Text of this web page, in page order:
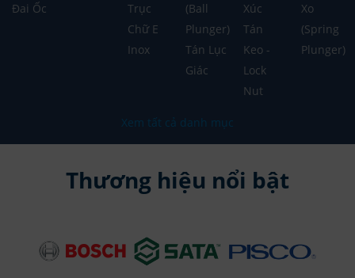
Đai Ốc
Trục
Chữ E
Inox
(Ball
Plunger)
Tán Lục
Giác
Xúc
Tán
Keo -
Lock
Nut
Xo
(Spring
Plunger)
Xem tất cả danh mục
Thương hiệu nổi bật